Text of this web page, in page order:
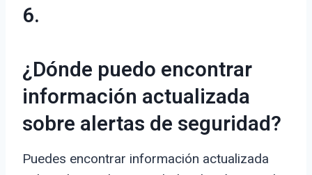
6.
¿Dónde puedo encontrar
información actualizada
sobre alertas de seguridad?
Puedes encontrar información actualizada